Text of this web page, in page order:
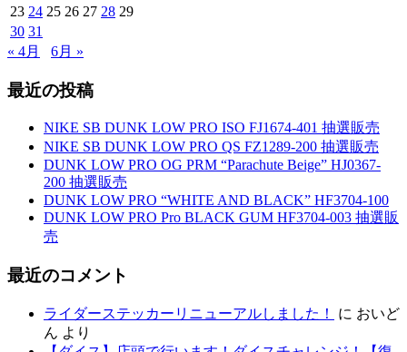
23 24 25 26 27 28 29
30 31
« 4月
6月 »
最近の投稿
NIKE SB DUNK LOW PRO ISO FJ1674-401 抽選販売
NIKE SB DUNK LOW PRO QS FZ1289-200 抽選販売
DUNK LOW PRO OG PRM “Parachute Beige” HJ0367-
200 抽選販売
DUNK LOW PRO “WHITE AND BLACK” HF3704-100
DUNK LOW PRO Pro BLACK GUM HF3704-003 抽選販
売
最近のコメント
ライダーステッカーリニューアルしました！ に おいど
ん より